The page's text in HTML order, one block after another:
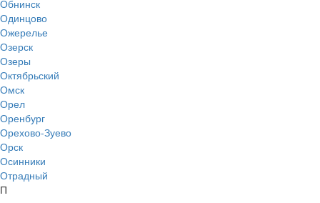
Обнинск
Одинцово
Ожерелье
Озерск
Озеры
Октябрьский
Омск
Орел
Оренбург
Орехово-Зуево
Орск
Осинники
Отрадный
П